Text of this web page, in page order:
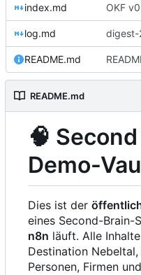
index.md
log.md
README.md
README.md
🧠
Demo-
Dies ist der
eines Second-Brain-
n8n läuft. Alle
Destination
Personen, Firmen